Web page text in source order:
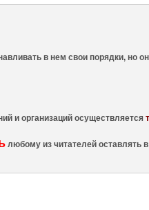
в нем свои порядки,
и организаций осуществляется
любому из читателей оставлять